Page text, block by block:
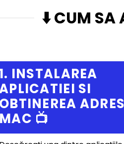
⬇️ CUM SA
INSTALAREA
SI
OBTINEREA
MAC 📺